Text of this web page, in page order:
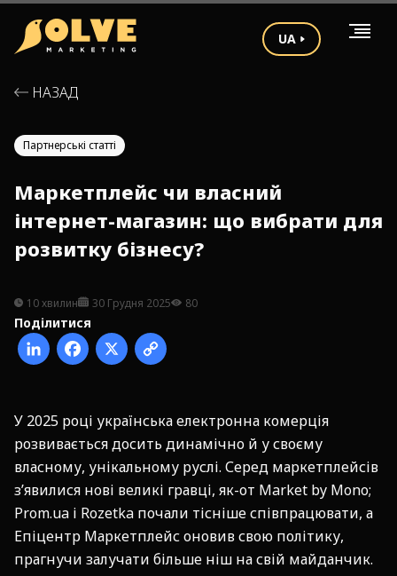
UA
НАЗАД
Партнерські статті
Маркетплейс чи власний
інтернет-магазин: що вибрати для
розвитку бізнесу?
10 хвилин 30 Грудня 2025 80
Поділитися
У 2025 році українська електронна комерція
розвивається досить динамічно й у своєму
власному, унікальному руслі. Серед маркетплейсів
з’явилися нові великі гравці, як-от Market by Mono;
Prom.ua і Rozetka почали тісніше співпрацювати, а
Епіцентр Маркетплейс оновив свою політику,
прагнучи залучати більше ніш на свій майданчик.